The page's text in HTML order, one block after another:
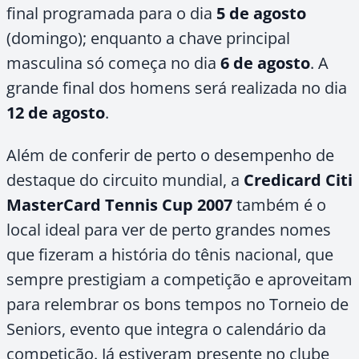
final programada para o dia 5 de agosto
(domingo); enquanto a chave principal
masculina só começa no dia 6 de agosto. A
grande final dos homens será realizada no dia
12 de agosto.
Além de conferir de perto o desempenho de
destaque do circuito mundial, a Credicard Citi
MasterCard Tennis Cup 2007também é o
local ideal para ver de perto grandes nomes
que fizeram a história do tênis nacional, que
sempre prestigiam a competição e aproveitam
para relembrar os bons tempos no Torneio de
Seniors, evento que integra o calendário da
competição. Já estiveram presente no clube